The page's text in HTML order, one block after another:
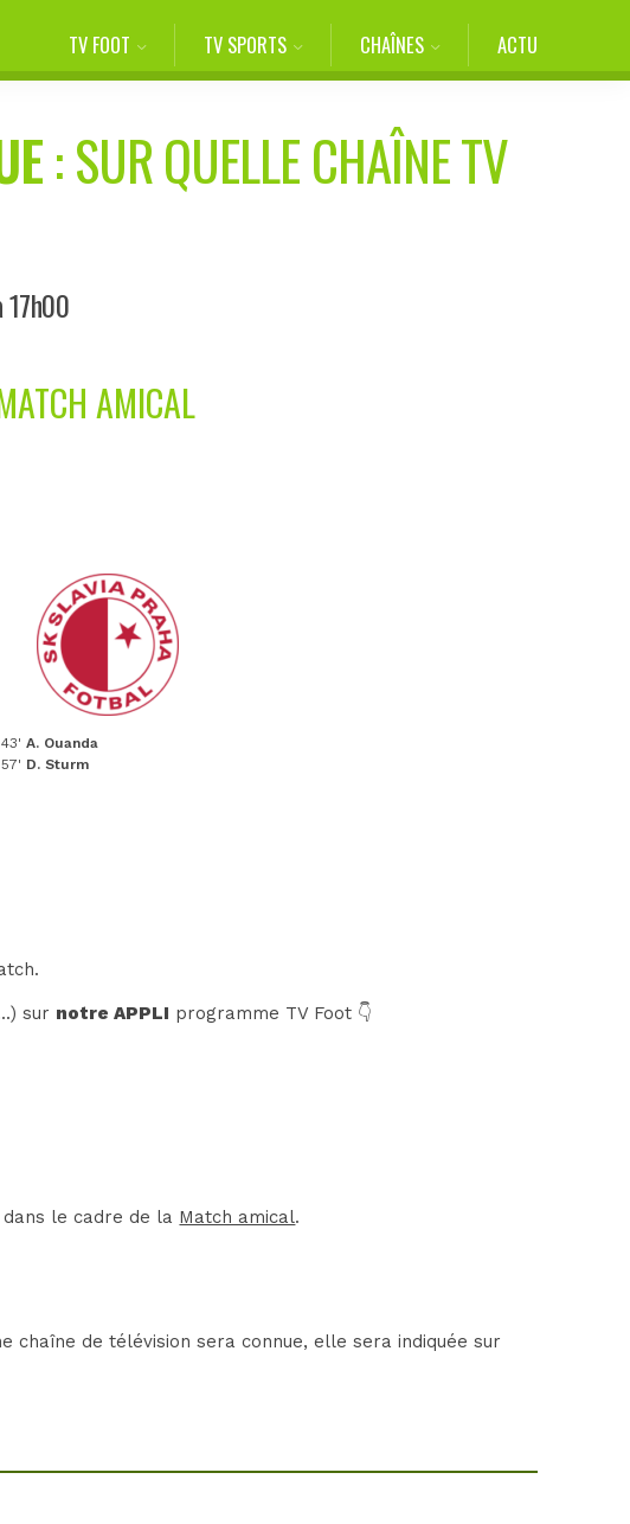
TV FOOT TV SPORTS CHAÎNES ACTU
: SUR QUELLE CHAÎNE TV
AMICAL
A. Ouanda
D. Sturm
sur notre APPLI programme TV Foot 👇
le cadre de la Match amical.
chaîne de télévision sera connue, elle sera indiquée sur